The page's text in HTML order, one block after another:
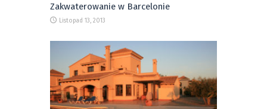
Zakwaterowanie w Barcelonie
Listopad 13, 2013